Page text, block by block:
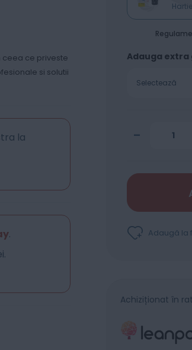
ceea ce priveste
si solutii
la
.
Adauga
Selectează
-
Adaugă la
Achiziționat în